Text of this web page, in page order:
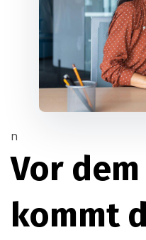
n
Vor
kommt